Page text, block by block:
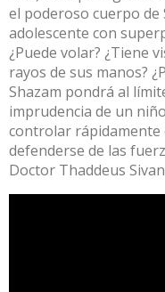
el poderoso cuerpo de
adolescente con
¿Puede volar? ¿Tiene
rayos de sus manos?
Shazam pondrá al
imprudencia de un
controlar
defenderse de las
Doctor Thaddeus